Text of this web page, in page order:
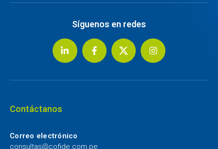
Síguenos en redes
Contáctanos
Correo electrónico
consultas@cofide.com.pe